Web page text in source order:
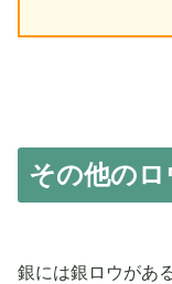
その他のロ
銀には銀ロウがあ